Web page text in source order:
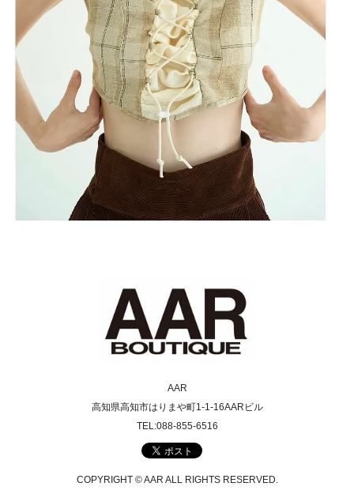
AAR
高知県高知市はりまや町1-1-16AARビル
TEL:088-855-6516
COPYRIGHT © AAR ALL RIGHTS RESERVED.